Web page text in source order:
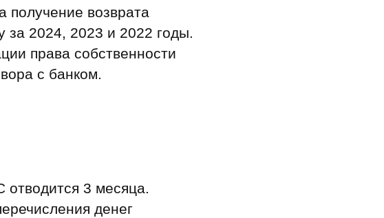
получение возврата
за 2024, 2023 и 2022 годы.
права собственности
с банком.
3 месяца.
денег